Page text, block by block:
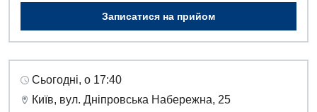
Записатися на прийом
Сьогодні, о 17:40
Київ, вул. Дніпровська Набережна, 25